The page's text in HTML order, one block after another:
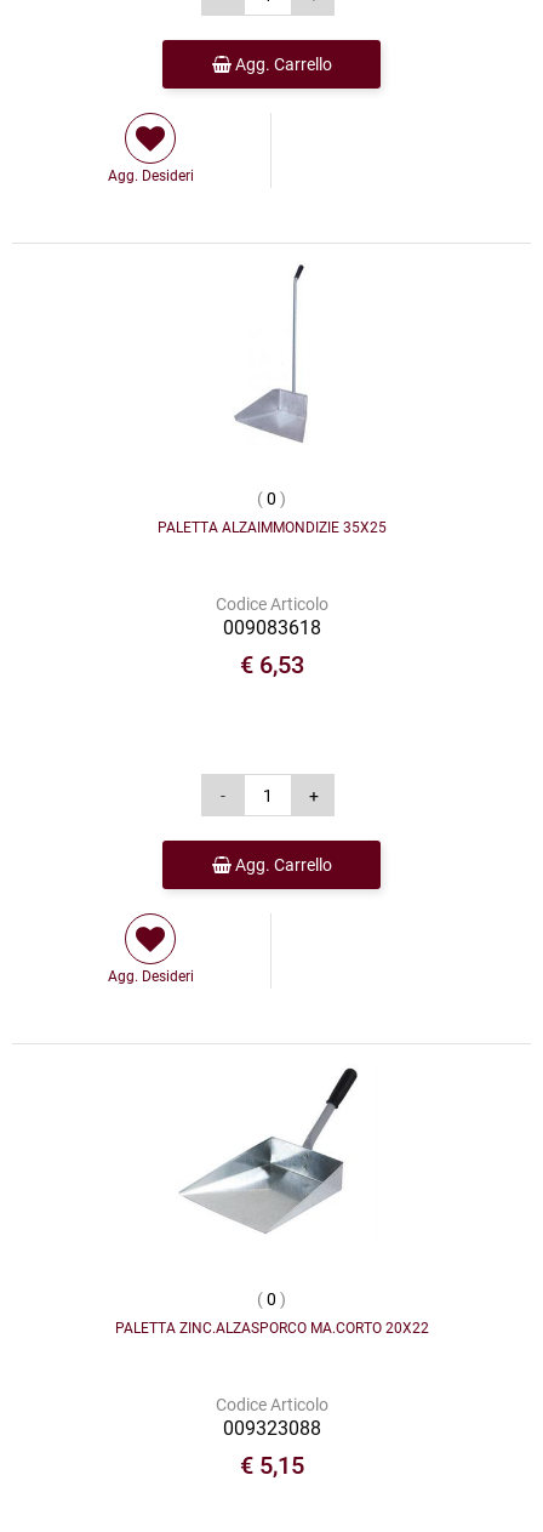
Agg. Carrello
Agg. Desideri
(0 )
PALETTA ALZAIMMONDIZIE 35X25
Codice Articolo
009083618
€ 6,53
Agg. Carrello
Agg. Desideri
(0 )
PALETTA ZINC.ALZASPORCO MA.CORTO 20X22
Codice Articolo
009323088
€ 5,15